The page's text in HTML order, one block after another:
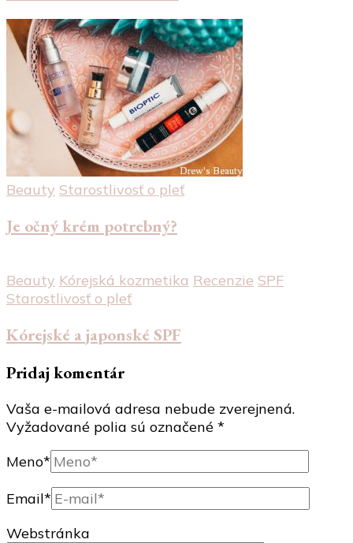
Beauty Starostlivosť o pleť
Je očný krém potrebný?
Beauty Kórejská kozmetika Recenzie SPF
Starostlivosť o pleť
Kórejské a japonské SPF
Pridaj komentár
Vaša e-mailová adresa nebude zverejnená.
Vyžadované polia sú označené *
Meno*
Email*
Webstránka